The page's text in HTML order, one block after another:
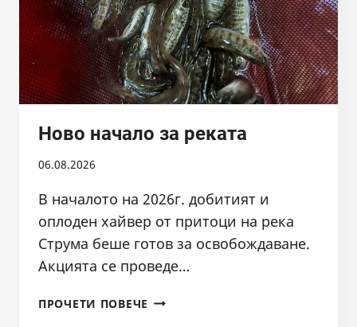
Ново начало за реката
06.08.2026
В началото на 2026г. добитият и
оплоден хайвер от притоци на река
Струма беше готов за освобождаване.
Акцията се проведе…
ПРОЧЕТИ ПОВЕЧЕ НОВО